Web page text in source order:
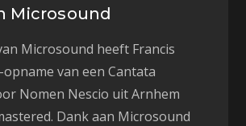
Microsound
Microsound heeft Francis
opname van een Cantata
Nomen Nescio uit Arnhem
Dank aan Microsound